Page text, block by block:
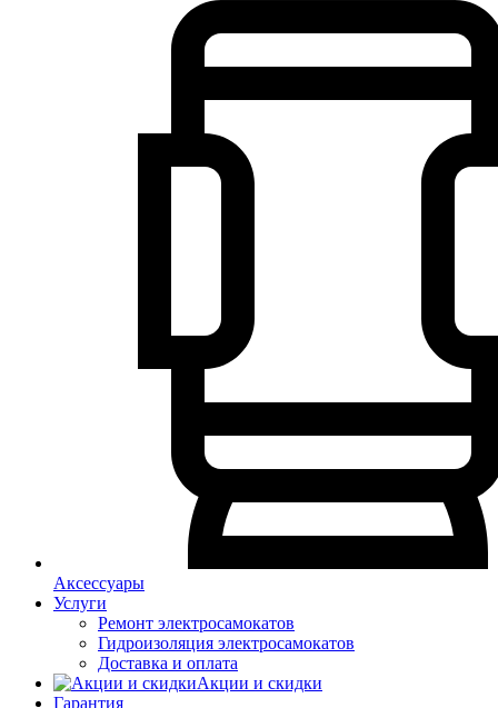
Аксессуары
Услуги
Ремонт электросамокатов
Гидроизоляция электросамокатов
Доставка и оплата
Акции и скидки
Гарантия